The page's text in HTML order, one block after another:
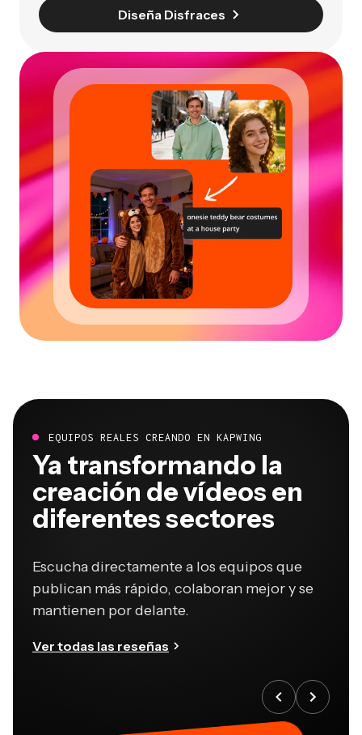
Diseña Disfraces
EQUIPOS REALES CREANDO EN KAPWING
Ya transformando la
creación de vídeos en
diferentes sectores
Escucha directamente a los equipos que
publican más rápido, colaboran mejor y se
mantienen por delante.
Ver todas las reseñas